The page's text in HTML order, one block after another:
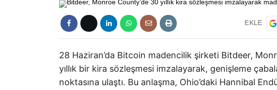
EKLE
28 Haziran’da Bitcoin madencilik şirketi Bitdeer,
yıllık bir kira sözleşmesi imzalayarak, genişleme
noktasına ulaştı. Bu anlaşma, Ohio’daki Hannibal